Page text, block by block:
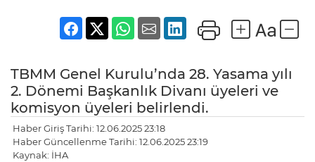
TBMM Genel Kurulu’nda 28. Yasama yılı
2. Dönemi Başkanlık Divanı üyeleri ve
komisyon üyeleri belirlendi.
Haber Giriş Tarihi: 12.06.2025 23:18
Haber Güncellenme Tarihi: 12.06.2025 23:19
Kaynak: İHA